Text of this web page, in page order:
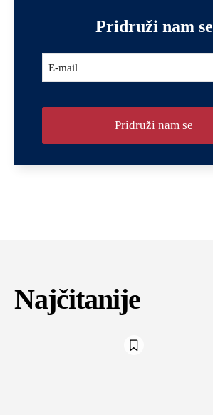
Pridruži nam se
*
E-mail
Pridruži nam se
Najčitanije